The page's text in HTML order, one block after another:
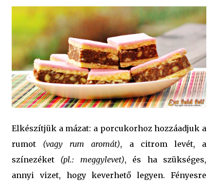
Elkészítjük a mázat: a porcukorhoz hozzáadjuk a
rumot (vagy rum aromát), a citrom levét, a
színezéket (pl.: meggylevet), és ha szükséges,
annyi vizet, hogy keverhető legyen. Fényesre